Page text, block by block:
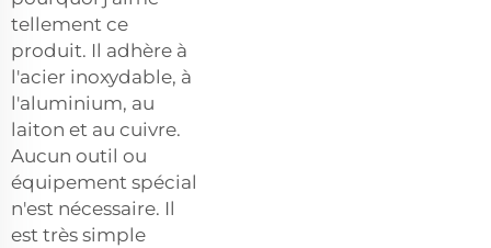
tellement ce
produit. Il adhère à
l'acier inoxydable, à
l'aluminium, au
laiton et au cuivre.
Aucun outil ou
équipement spécial
n'est nécessaire. Il
est très simple